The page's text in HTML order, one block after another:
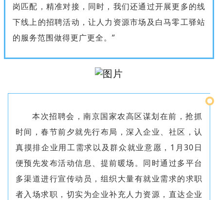
岗匹配，精准对接，同时，我们还通过开展更多的线
下线上的招聘活动，让人力资源市场及白马零工驿站
的服务范围做得更广更全。”
本次招聘会，南京国家农高区谋划在前，抢抓
时间，春节前夕就先行布局，深入企业、社区，认
真摸排企业用工需求以及群众就业意愿，1月30日
便预先发布活动信息、提前暖场。同时通过多平台
多渠道进行宣传动员，组织大量有就业需求的求职
者入场求职，切实为企业补充人力资源，直达企业